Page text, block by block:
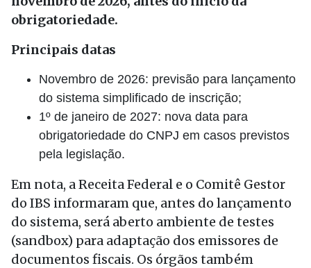
obrigatoriedade.
Principais datas
Novembro de 2026: previsão para lançamento
do sistema simplificado de inscrição;
1º de janeiro de 2027: nova data para
obrigatoriedade do CNPJ em casos previstos
pela legislação.
Em nota, a Receita Federal e o Comitê Gestor
do IBS informaram que, antes do lançamento
do sistema, será aberto ambiente de testes
(sandbox) para adaptação dos emissores de
documentos fiscais. Os órgãos também